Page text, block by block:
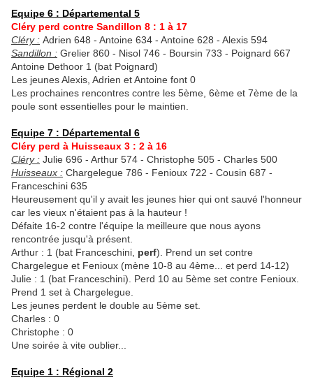
Equipe 6 : Départemental 5
Cléry perd contre Sandillon 8 : 1 à 17
Cléry : Adrien 648 - Antoine 634 - Antoine 628 - Alexis 594
Sandillon : Grelier 860 - Nisol 746 - Boursin 733 - Poignard 667
Antoine Dethoor 1 (bat Poignard)
Les jeunes Alexis, Adrien et Antoine font 0
Les prochaines rencontres contre les 5ème, 6ème et 7ème de la
poule sont essentielles pour le maintien.
Equipe 7 : Départemental 6
Cléry perd à Huisseaux 3 : 2 à 16
Cléry : Julie 696 - Arthur 574 - Christophe 505 - Charles 500
Huisseaux : Chargelegue 786 - Fenioux 722 - Cousin 687 -
Franceschini 635
Heureusement qu'il y avait les jeunes hier qui ont sauvé l'honneur
car les vieux n'étaient pas à la hauteur !
Défaite 16-2 contre l'équipe la meilleure que nous ayons
rencontrée jusqu'à présent.
Arthur : 1 (bat Franceschini, perf). Prend un set contre
Chargelegue et Fenioux (mène 10-8 au 4ème... et perd 14-12)
Julie : 1 (bat Franceschini). Perd 10 au 5ème set contre Fenioux.
Prend 1 set à Chargelegue.
Les jeunes perdent le double au 5ème set.
Charles : 0
Christophe : 0
Une soirée à vite oublier...
Equipe 1 : Régional 2